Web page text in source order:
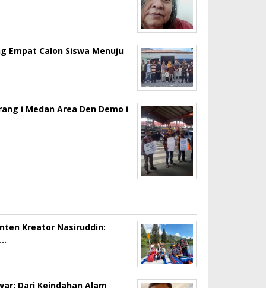
Empat Calon Siswa Menuju
i Medan Area Den Demo i
Kreator Nasiruddin:
Dari Keindahan Alam